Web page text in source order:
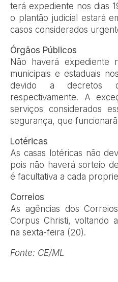
terá expediente nos dias
o plantão judicial estará
casos considerados
Órgãos Públicos
Não haverá expediente
municipais e estaduais
devido a decretos
respectivamente. A
serviços considerados
segurança, que
Lotéricas
As casas lotéricas não
pois não haverá sorteio
é facultativa a cada
Correios
As agências dos
Corpus Christi, voltando
na sexta-feira (20).
Fonte: CE/ML